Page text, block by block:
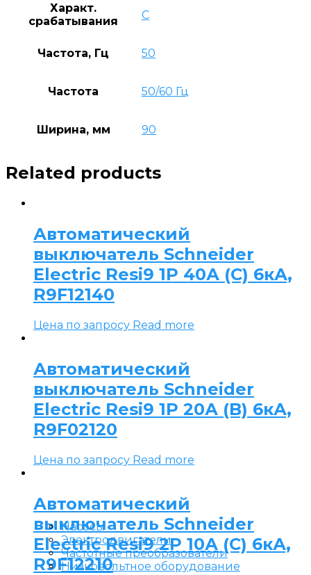
Насосы
Электродвигатели
Частотные преобразователи
Низковольтное оборудование
Характ.
срабатывания
C
Частота, Гц 50
Частота 50/60 Гц
Ширина, мм 90
Related products
Автоматический
выключатель Schneider
Electric Resi9 1P 40А (C) 6кА,
R9F12140
Цена по запросу Read more
Автоматический
выключатель Schneider
Electric Resi9 1P 20А (B) 6кА,
R9F02120
Цена по запросу Read more
Автоматический
выключатель Schneider
Electric Resi9 2P 10А (C) 6кА,
R9F12210